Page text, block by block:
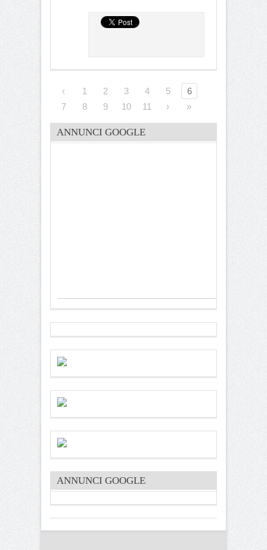
‹ 1 2 3 4 5
6
7
8 9 10 11 › »
ANNUNCI GOOGLE
ANNUNCI GOOGLE